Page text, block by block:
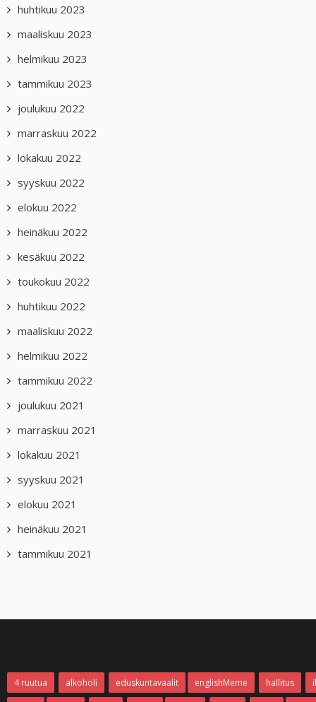
huhtikuu 2023
maaliskuu 2023
helmikuu 2023
tammikuu 2023
joulukuu 2022
marraskuu 2022
lokakuu 2022
syyskuu 2022
elokuu 2022
heinäkuu 2022
kesäkuu 2022
toukokuu 2022
huhtikuu 2022
maaliskuu 2022
helmikuu 2022
tammikuu 2022
joulukuu 2021
marraskuu 2021
lokakuu 2021
syyskuu 2021
elokuu 2021
heinäkuu 2021
tammikuu 2021
4 ruutua alkoholi eduskuntavaalit englishMeme hallitus